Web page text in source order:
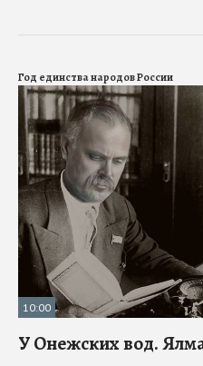
Год единства народов России
10:00
У Онежских вод.